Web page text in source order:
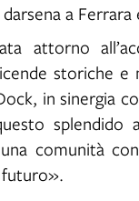
a
attorno
storiche e
in sinergia
splendido
comunità